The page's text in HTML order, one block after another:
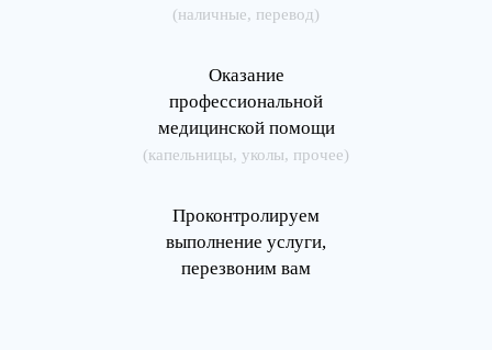
(наличные, перевод)
Оказание
профессиональной
медицинской помощи
(капельницы, уколы, прочее)
Проконтролируем
выполнение услуги,
перезвоним вам